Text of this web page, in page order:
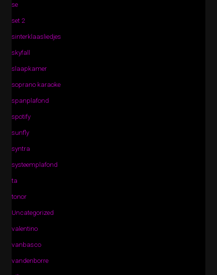
se
set 2
sinterklaasliedjes
skyfall
slaapkamer
soprano karaoke
spanplafond
spotify
sunfly
syntra
systeemplafond
ta
tonor
Uncategorized
valentino
vanbasco
vandenborre